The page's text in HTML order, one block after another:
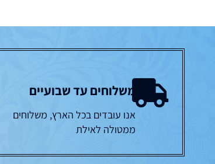
משלוחים עד שבועיים
אנו עובדים בכל הארץ, משלוחים
ממטולה לאילת